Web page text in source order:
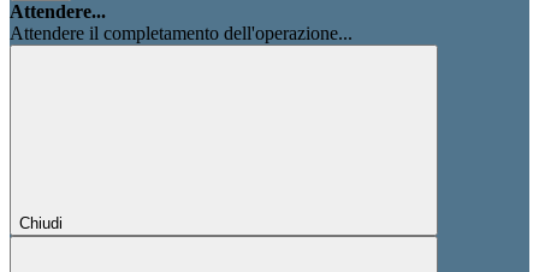
Attendere...
Attendere il completamento dell'operazione...
Chiudi